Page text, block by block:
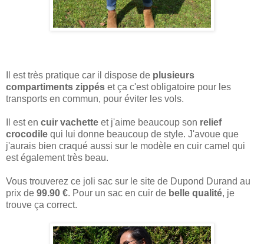
Il est très pratique car il dispose de plusieurs
compartiments zippés et ça c'est obligatoire pour les
transports en commun, pour éviter les vols.
Il est en cuir vachette et j'aime beaucoup son relief
crocodile qui lui donne beaucoup de style. J'avoue que
j'aurais bien craqué aussi sur le modèle en cuir camel qui
est également très beau.
Vous trouverez ce joli sac sur le site de Dupond Durand au
prix de 99.90 €. Pour un sac en cuir de belle qualité, je
trouve ça correct.